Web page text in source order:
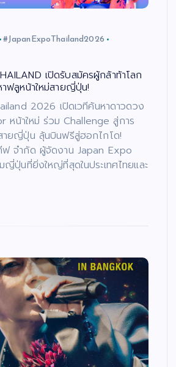
#JapanExpoThailand2026
เปิดรับสมัครผู้กล้าท้าโลก
าฟลูหน้าใหม่สายญี่ปุ่น!
2026 เปิดเวทีค้นหาดาวดวง
หน้าใหม่ ร่วม Challenge สู่การ
ายญี่ปุ่น ลุ้นบินฟรีสู่ฮอกไกโด!
จำกัด ผู้จัดงาน Japan Expo
ญี่ปุ่นที่ยิ่งใหญ่ที่สุดในประเทศไทยและ